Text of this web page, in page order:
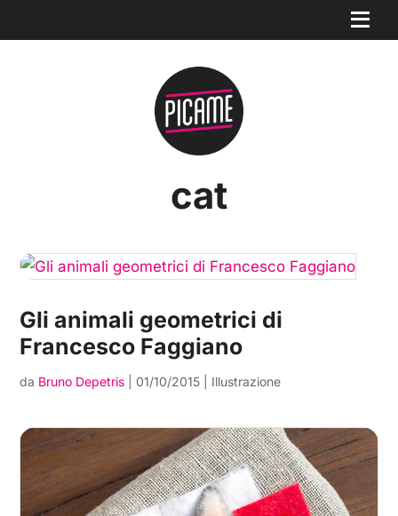
cat
Gli animali geometrici di
Francesco Faggiano
da Bruno Depetris 01/10/2015 Illustrazione